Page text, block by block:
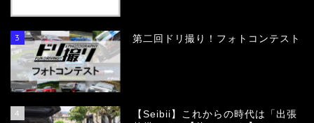
3 第二回ドリ撮り！フォトコンテスト
4
【Seibii】これからの時代は「出張